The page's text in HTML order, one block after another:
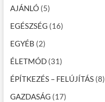
g
á
c
i
ó
AJÁNLÓ(5)
EGÉSZSÉG (16)
EGYÉB (2)
ÉLETMÓD(31)
ÉPÍTKEZÉS – FELÚJÍTÁS(8)
GAZDASÁG (17)